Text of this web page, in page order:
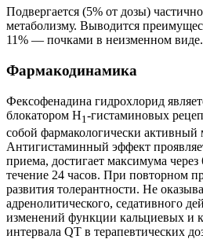
Подвергается (5% от дозы)
метаболизму. Выводится
11% — почками в неизменном виде.
Фармакодинамика
Фексофенадина гидрохлорид
блокатором H1 ‑гистаминовых
собой фармакологически активный
Антигистаминный эффект
приема, достигает максимума
течение 24 часов. При повторном
развития толерантности. Не
адренолитического, седативного
изменений функции кальциевых и
интервала QT в терапевтических